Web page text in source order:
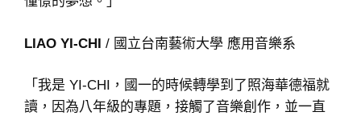
LIAO YI-CHI / 國立台南藝術大學 應用音樂系
「我是 YI-CHI，國一的時候轉學到了照海華德福就
讀，因為八年級的專題，接觸了音樂創作，並一直